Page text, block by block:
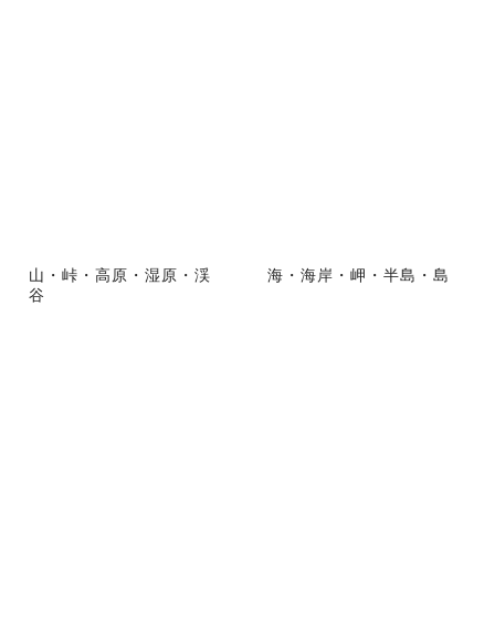
山・峠・高原・湿原・渓
谷
海・海岸・岬・半島・島